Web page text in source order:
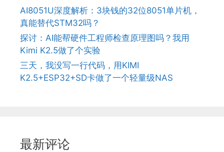
AI8051U深度解析：3块钱的32位8051单片机，
真能替代STM32吗？
探讨：AI能帮硬件工程师检查原理图吗？我用
Kimi K2.5做了个实验
三天，我没写一行代码，用KIMI
K2.5+ESP32+SD卡做了一个轻量级NAS
最新评论